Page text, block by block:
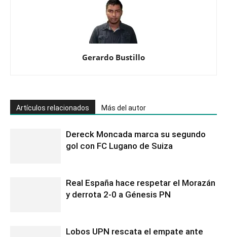
Gerardo Bustillo
Artículos relacionados Más del autor
Dereck Moncada marca su segundo
gol con FC Lugano de Suiza
Real España hace respetar el Morazán
y derrota 2-0 a Génesis PN
Lobos UPN rescata el empate ante